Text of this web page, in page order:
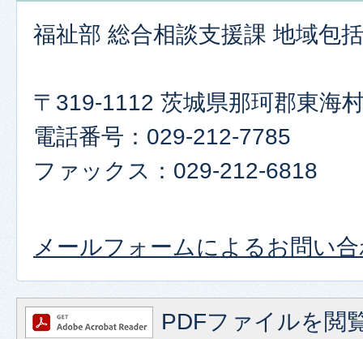
福祉部 総合相談支援課 地域包
〒319-1112 茨城県那珂郡東海
電話番号：029-212-7785
ファックス：029-212-6818
メールフォームによるお問い
PDFファイルを閲